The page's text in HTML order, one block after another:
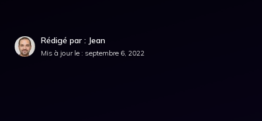
Rédigé par : Jean
Mis à jour le : septembre 6, 2022